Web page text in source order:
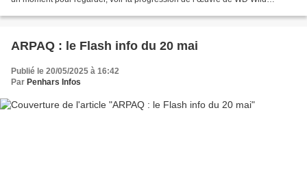
ARPAQ : le Flash info du 20 mai
Publié le 20/05/2025 à 16:42
Par Penhars Infos